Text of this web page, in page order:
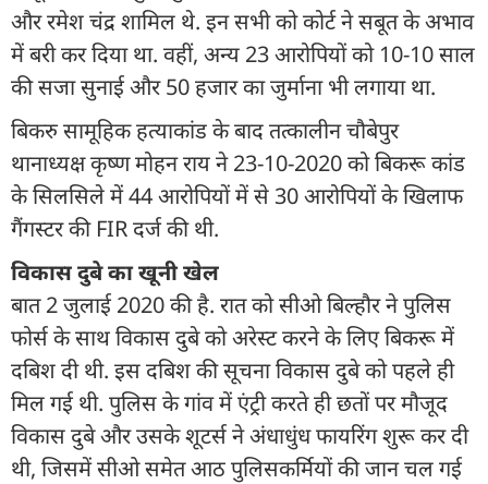
और रमेश चंद्र शामिल थे. इन सभी को कोर्ट ने सबूत के अभाव
में बरी कर दिया था. वहीं, अन्य 23 आरोपियों को 10-10 साल
की सजा सुनाई और 50 हजार का जुर्माना भी लगाया था.
बिकरु सामूहिक हत्याकांड के बाद तत्कालीन चौबेपुर
थानाध्यक्ष कृष्ण मोहन राय ने 23-10-2020 को बिकरू कांड
के सिलसिले में 44 आरोपियों में से 30 आरोपियों के खिलाफ
गैंगस्टर की FIR दर्ज की थी.
विकास दुबे का खूनी खेल
बात 2 जुलाई 2020 की है. रात को सीओ बिल्हौर ने पुलिस
फोर्स के साथ विकास दुबे को अरेस्ट करने के लिए बिकरू में
दबिश दी थी. इस दबिश की सूचना विकास दुबे को पहले ही
मिल गई थी. पुलिस के गांव में एंट्री करते ही छतों पर मौजूद
विकास दुबे और उसके शूटर्स ने अंधाधुंध फायरिंग शुरू कर दी
थी, जिसमें सीओ समेत आठ पुलिसकर्मियों की जान चल गई